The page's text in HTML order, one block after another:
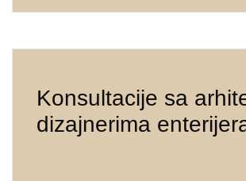
Konsultacije sa
dizajnerima